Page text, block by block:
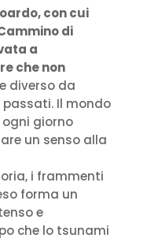
con cui
di
a
che non
diverso da
Il mondo
giorno
un senso alla
i frammenti
forma un
e
che lo tsunami